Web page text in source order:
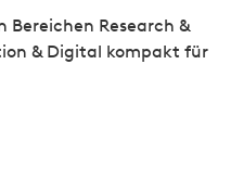
Bereichen Research &
& Digital kompakt für